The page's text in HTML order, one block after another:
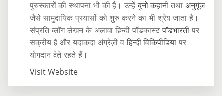
पुरुस्कारों की स्थापना भी की है। उन्हेंबुनो कहानी तथाअनुगूंज
जैसे सामुदायिक प्रयासों को शुरु करने का भी श्रेय जाता है।
संप्रति ब्लॉग लेखन के अलावा हिन्दी पॉडकास्टपॉडभारती पर
सक्रीय हैं और यदाकदा अंग्रेज़ी वहिन्दी विकिपीडिया पर
योगदान देते रहते हैं।
Visit Website